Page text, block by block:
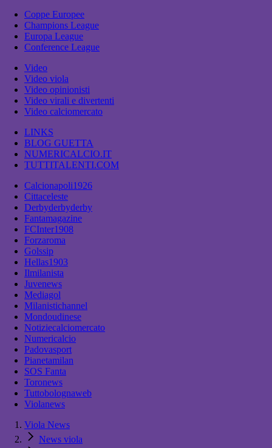
Coppe Europee
Champions League
Europa League
Conference League
Video
Video viola
Video opinionisti
Video virali e divertenti
Video calciomercato
LINKS
BLOG GUETTA
NUMERICALCIO.IT
TUTTITALENTI.COM
Calcionapoli1926
Cittaceleste
Derbyderbyderby
Fantamagazine
FCInter1908
Forzaroma
Golssip
Hellas1903
Ilmilanista
Juvenews
Mediagol
Milanistichannel
Mondoudinese
Notiziecalciomercato
Numericalcio
Padovasport
Pianetamilan
SOS Fanta
Toronews
Tuttobolognaweb
Violanews
Viola News
News viola